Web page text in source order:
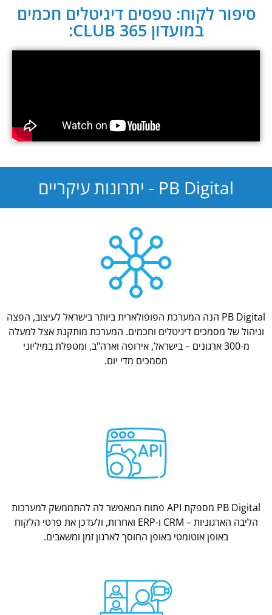
סיפור לקוח: טפסים דיגיטלים חכמים
במועדון CLUB 365:
PB Digital - יתרונות עיקריים
PB Digital הנה המערכת הפופולארית ביותר בישראל לעיצוב, הפצה
וניהול של מסמכים דיגיטלים וחכמים. המערכת מותקנת אצל למעלה
מ-300 ארגונים – בישראל, אירופה וארה"ב, ומטפלת במיליוני
מסמכים מדי יום.
PB Digital מספקת API פתוח המאפשר לה להתממשק למערכות
הליבה הארגוניות – CRM ו-ERP ואחרות, ולעדכן את פרטי הלקוח
באופן אוטומטי באופן החוסך לארגון זמן ומשאבים.